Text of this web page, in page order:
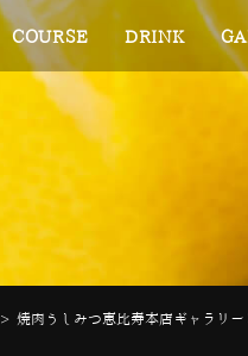
COURSE DRINK
> 焼肉うしみつ恵比寿本店ギャラリー